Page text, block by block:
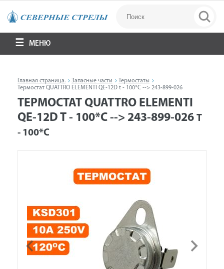
МЕНЮ
Главная страница. Запасные части
Термостаты
Термостат QUATTRO ELEMENTI QE-12D t - 100*C --> 243-899-026
ТЕРМОСТАТ QUATTRO ELEMENTI
QE-12D T - 100*C --> 243-899-026 T
- 100*C